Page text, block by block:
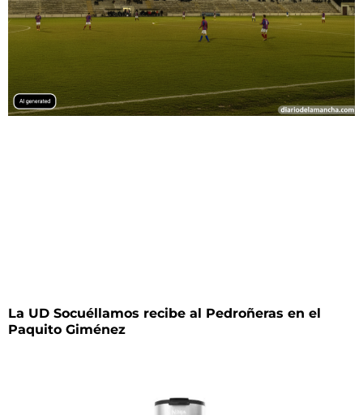
La UD Socuéllamos recibe al Pedroñeras en el
Paquito Giménez